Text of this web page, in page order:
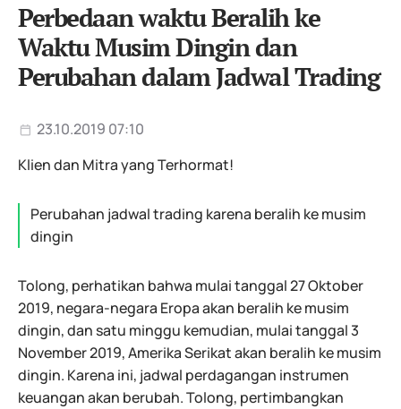
Perbedaan waktu Beralih ke
Waktu Musim Dingin dan
Perubahan dalam Jadwal Trading
23.10.2019 07:10
Klien dan Mitra yang Terhormat!
Perubahan jadwal trading karena beralih ke musim
dingin
Tolong, perhatikan bahwa mulai tanggal 27 Oktober
2019, negara-negara Eropa akan beralih ke musim
dingin, dan satu minggu kemudian, mulai tanggal 3
November 2019, Amerika Serikat akan beralih ke musim
dingin. Karena ini, jadwal perdagangan instrumen
keuangan akan berubah. Tolong, pertimbangkan